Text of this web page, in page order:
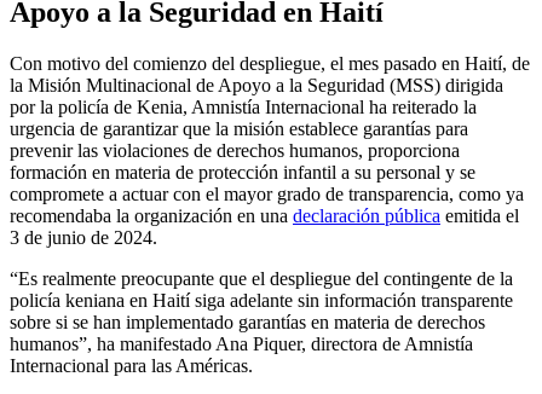
Apoyo a la Seguridad en Haití
Con motivo del comienzo del despliegue, el mes pasado en Haití, de
la Misión Multinacional de Apoyo a la Seguridad (MSS) dirigida
por la policía de Kenia, Amnistía Internacional ha reiterado la
urgencia de garantizar que la misión establece garantías para
prevenir las violaciones de derechos humanos, proporciona
formación en materia de protección infantil a su personal y se
compromete a actuar con el mayor grado de transparencia, como ya
recomendaba la organización en una declaración pública emitida el
3 de junio de 2024.
“Es realmente preocupante que el despliegue del contingente de la
policía keniana en Haití siga adelante sin información transparente
sobre si se han implementado garantías en materia de derechos
humanos”, ha manifestado Ana Piquer, directora de Amnistía
Internacional para las Américas.